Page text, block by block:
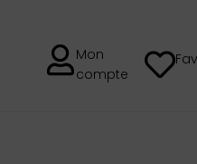
Mon
compte